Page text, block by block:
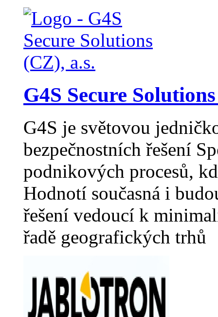
G4S Secure
G4S je světovou
bezpečnostních řešení
podnikových procesů,
Hodnotí současná i
řešení vedoucí k
řadě geografických trhů